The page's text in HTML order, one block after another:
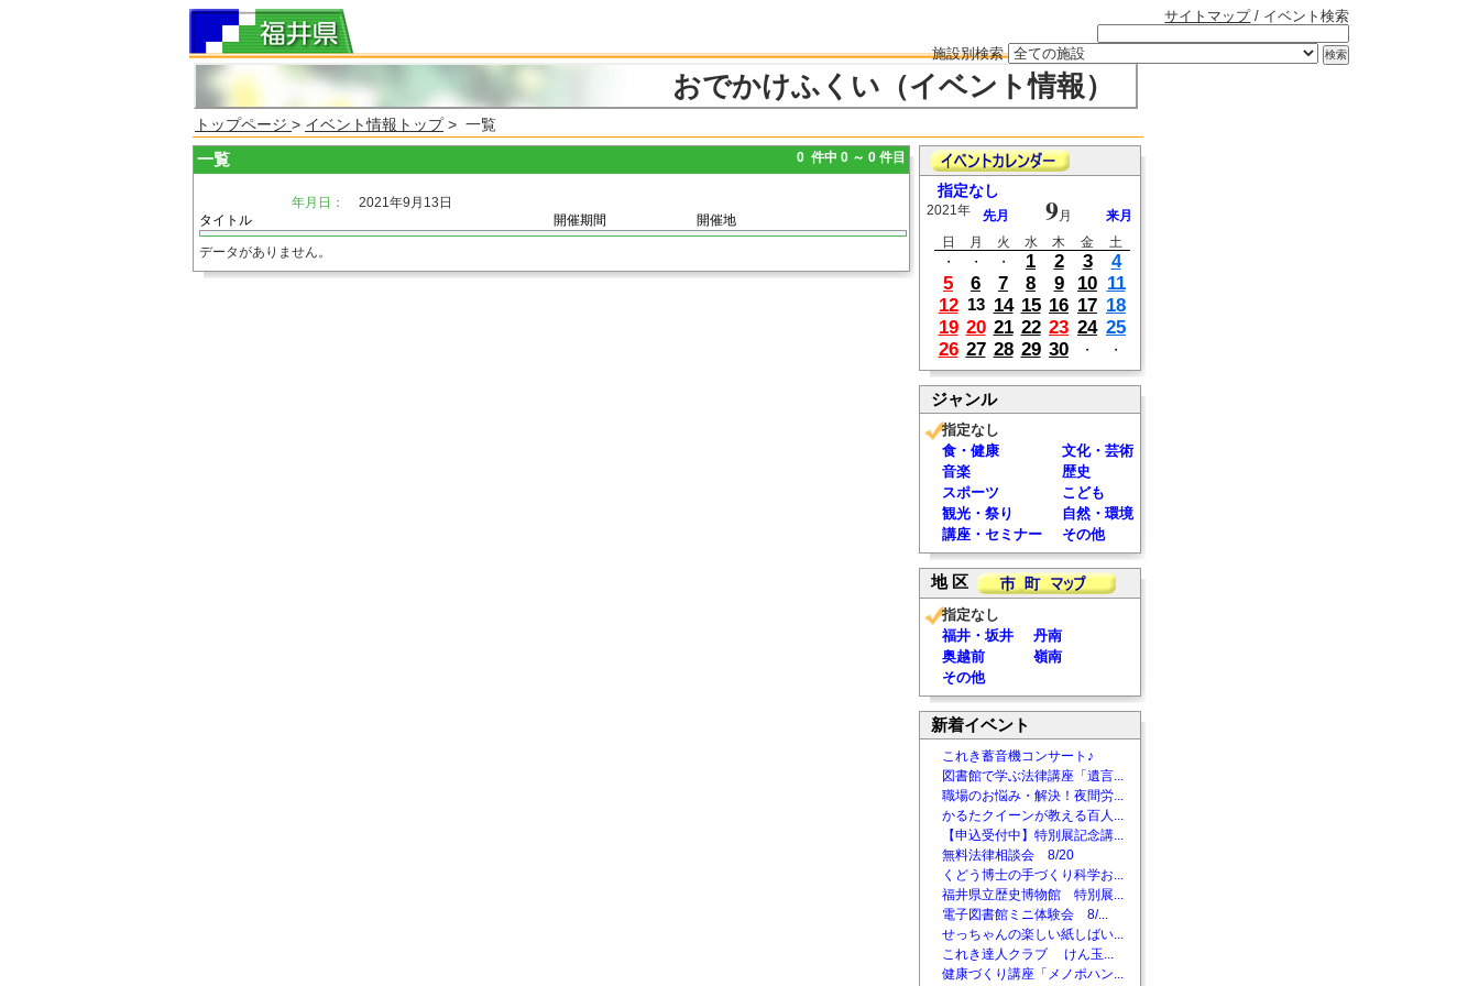
サイトマップ/ イベント検索
施設別検索
おでかけふくい（イベント情報）
トップページ > イベント情報トップ> 一覧
一覧 0 件中 0 ～ 0 件目
年月日：
2021年9月13日
タイトル
開催期間 開催地
データがありません。
指定なし
2021年 先月 9月
来月
日
月 火 水 木 金
土
・
・ ・ 1 2 3
4
5
6 7 8 9 10 11
12 13 14 15 16 17 18
19 20 21 22 23 24 25
26 27 28 29 30 ・ ・
ジャンル
指定なし
食・健康
文化・芸術
音楽
歴史
スポーツ
こども
観光・祭り
自然・環境
講座・セミナー
その他
地 区
指定なし
福井・坂井
丹南
奥越前
嶺南
その他
新着イベント
これき蓄音機コンサート♪
図書館で学ぶ法律講座「遺言...
職場のお悩み・解決！夜間労...
かるたクイーンが教える百人...
【申込受付中】特別展記念講...
無料法律相談会 8/20
くどう博士の手づくり科学お...
福井県立歴史博物館 特別展...
電子図書館ミニ体験会 8/...
せっちゃんの楽しい紙しばい...
これき達人クラブ けん玉...
健康づくり講座「メノポハン...